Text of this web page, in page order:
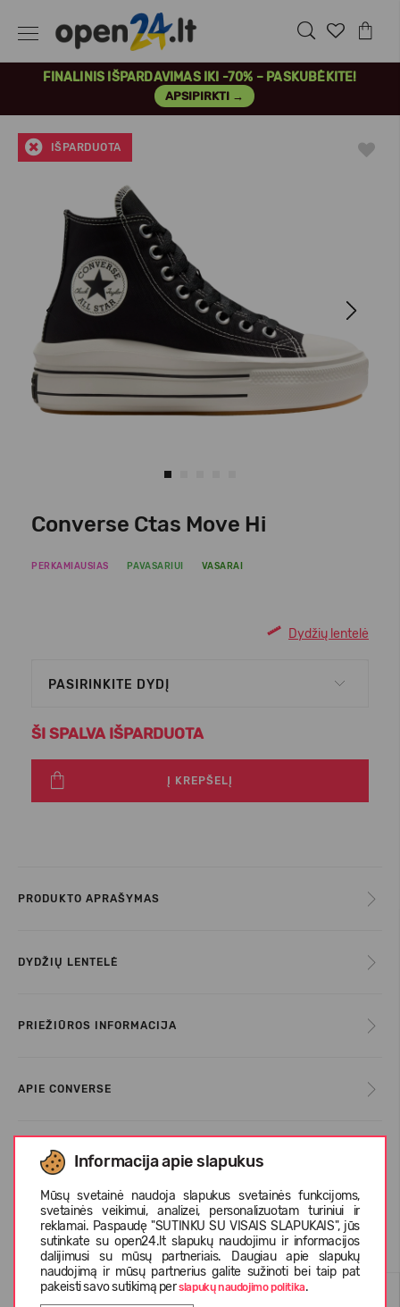
FINALINIS IŠPARDAVIMAS IKI -70% – PASKUBĖKITE!
APSIPIRKTI →
Informacija apie slapukus
Mūsų svetainė naudoja slapukus svetainės funkcijoms,
svetainės veikimui, analizei, personalizuotam turiniui ir
reklamai. Paspaudę "SUTINKU SU VISAIS SLAPUKAIS", jūs
sutinkate su open24.lt slapukų naudojimu ir informacijos
dalijimusi su mūsų partneriais. Daugiau apie slapukų
naudojimą ir mūsų partnerius galite sužinoti bei taip pat
pakeisti savo sutikimą perslapukų naudojimo politika.
Previous Next
IŠPARDUOTA
Converse Ctas Move Hi
PERKAMIAUSIAS PAVASARIUI VASARAI
Dydžių lentelė
PASIRINKITE DYDĮ
ŠI SPALVA IŠPARDUOTA
Į KREPŠELĮ
PRODUKTO APRAŠYMAS
DYDŽIŲ LENTELĖ
PRIEŽIŪROS INFORMACIJA
APIE CONVERSE
KLIENTŲ ATSILIEPIMAI (0)
Panašios prekės
VASARAI VASARAI